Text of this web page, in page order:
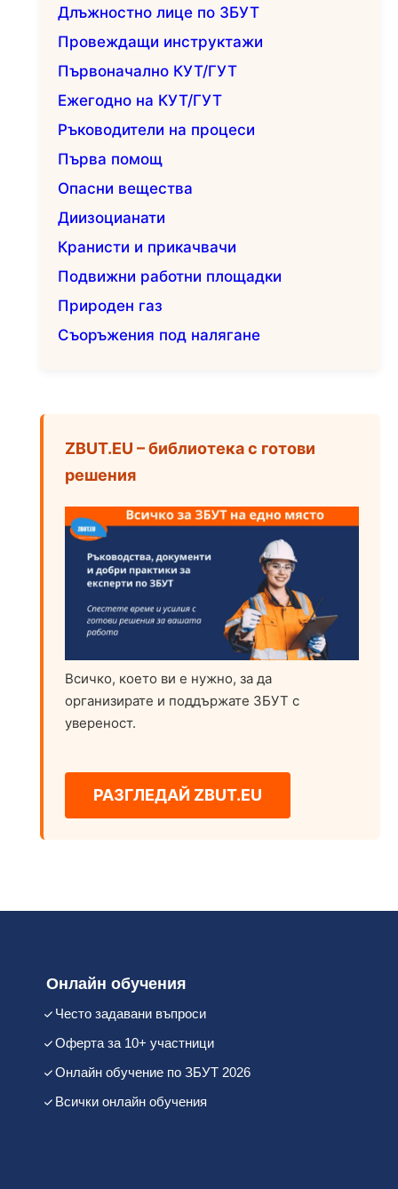
Длъжностно лице по ЗБУТ
Провеждащи инструктажи
Първоначално КУТ/ГУТ
Ежегодно на КУТ/ГУТ
Ръководители на процеси
Първа помощ
Опасни вещества
Диизоцианати
Кранисти и прикачвачи
Подвижни работни площадки
Природен газ
Съоръжения под налягане
ZBUT.EU – библиотека с готови
решения
Всичко, което ви е нужно, за да
организирате и поддържате ЗБУТ с
увереност.
РАЗГЛЕДАЙ ZBUT.EU
Онлайн обучения
Често задавани въпроси
Оферта за 10+ участници
Онлайн обучение по ЗБУТ 2026
Всички онлайн обучения